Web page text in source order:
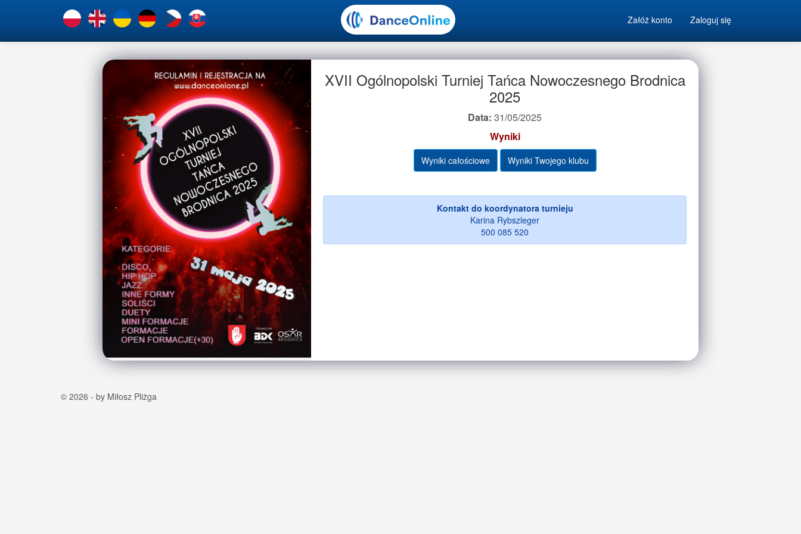
Załóż konto Zaloguj się
XVII Ogólnopolski Turniej Tańca Nowoczesnego Brodnica
2025
Data: 31/05/2025
Wyniki
Wyniki całościowe Wyniki Twojego klubu
Kontakt do koordynatora turnieju
Karina Rybszleger
500 085 520
© 2026 - by Miłosz Pliżga